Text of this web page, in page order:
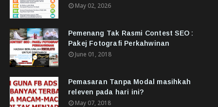
May 02, 2026
Pemenang Tak Rasmi Contest SEO :
Pakej Fotografi Perkahwinan
June 01, 2018
Pemasaran Tanpa Modal masihkah
releven pada hari ini?
May 07, 2018